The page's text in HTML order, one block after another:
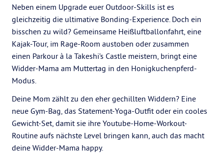
Neben einem Upgrade euer Outdoor-Skills ist es
gleichzeitig die ultimative Bonding-Experience. Doch ein
bisschen zu wild? Gemeinsame Heißluftballonfahrt, eine
Kajak-Tour, im Rage-Room austoben oder zusammen
einen Parkour à la Takeshi’s Castle meistern, bringt eine
Widder-Mama am Muttertag in den Honigkuchenpferd-
Modus.
Deine Mom zählt zu den eher gechillten Widdern? Eine
neue Gym-Bag, das Statement-Yoga-Outfit oder ein cooles
Gewicht-Set, damit sie ihre Youtube-Home-Workout-
Routine aufs nächste Level bringen kann, auch das macht
deine Widder-Mama happy.